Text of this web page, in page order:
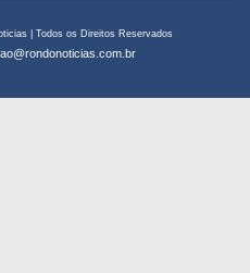
| Todos os Direitos Reservados